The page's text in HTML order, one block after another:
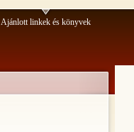
Ajánlott linkek és könyvek